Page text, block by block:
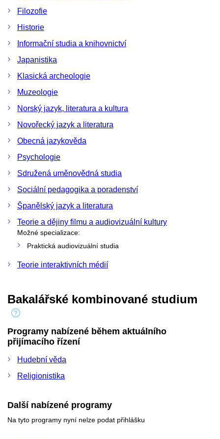
Filozofie
Historie
Informační studia a knihovnictví
Japanistika
Klasická archeologie
Muzeologie
Norský jazyk, literatura a kultura
Novořecký jazyk a literatura
Obecná jazykověda
Psychologie
Sdružená uměnovědná studia
Sociální pedagogika a poradenství
Španělský jazyk a literatura
Teorie a dějiny filmu a audiovizuální kultury
Možné specializace:
Praktická audiovizuální studia
Teorie interaktivních médií
Bakalářské kombinované studium
Programy nabízené během aktuálního
přijímacího řízení
Hudební věda
Religionistika
Další nabízené programy
Na tyto programy nyní nelze podat přihlášku